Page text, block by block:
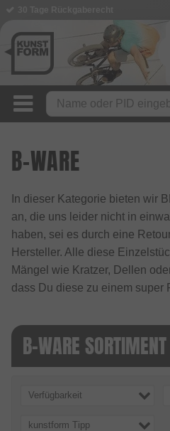
B-WARE
In dieser Kategorie bieten wir
an, die uns leider nicht in
haben, sei es durch eine
Hersteller. Alle diese
Mängel wie Kratzer, Dellen
dass Du diese zu einem super
B-WARE SORTIMENT
Verfügbarkeit
kunstform Tipp